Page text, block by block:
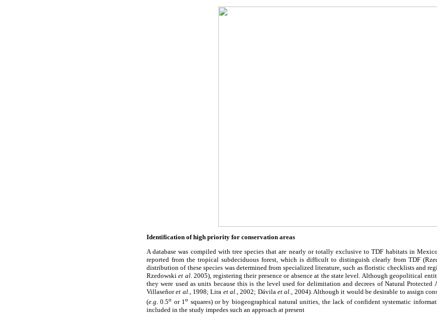
Identification of high priority for conservation areas
A database was compiled with tree species that are nearly or totally exclusive to TDF habitats in
reported from the tropical subdeciduous forest, which is difficult to distinguish clearly from TDF
distribution of these species was determined from specialized literature, such as floristic checklists and
Rzedowskiet al. 2005), registering their presence or absence at the state level. Although geopolitical
they were used as units because this is the level used for delimitation and decrees of Natural
Villaseñoret al., 1998; Lira et al., 2002; Dávilaet al., 2004). Although it would be desirable to assign
(e.g . 0.5o or 1o squares) or by biogeographical natural unities, the lack of confident systematic
included in the study impedes such an approach at present